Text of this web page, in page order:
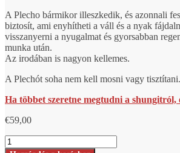
A Plecho bármikor illeszkedik, és azonnali
biztosít, ami enyhítheti a váll és a nyak
visszanyerni a nyugalmat és gyorsabban
munka után.
Az irodában is nagyon kellemes.
A Plechót soha nem kell mosni vagy tisztítani.
Ha többet szeretne megtudni a shungitról,
€59,00
Shungite
Plecho